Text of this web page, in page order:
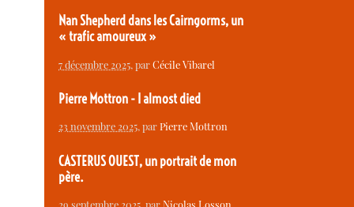
Nan Shepherd dans les Cairngorms, un
« trafic amoureux »
7 décembre 2025, parCécile Vibarel
Pierre Mottron - I almost died
23 novembre 2025, parPierre Mottron
CASTERUS OUEST, un portrait de mon
père.